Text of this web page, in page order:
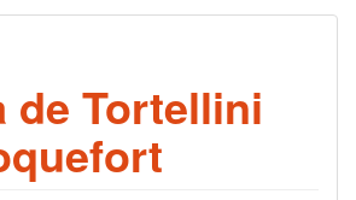
de Tortellini